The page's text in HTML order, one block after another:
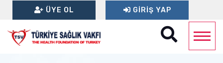
ÜYE OL GIRIŞ YAP